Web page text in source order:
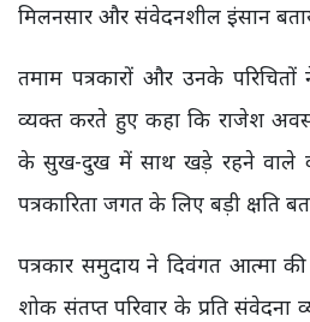
मिलनसार और संवेदनशील इंसान
तमाम पत्रकारों और उनके
व्यक्त करते हुए कहा कि राजेश
के सुख-दुख में साथ खड़े रहने वाले
पत्रकारिता जगत के लिए बड़ी क्षति
पत्रकार समुदाय ने दिवंगत आत्मा की
शोक संतप्त परिवार के प्रति